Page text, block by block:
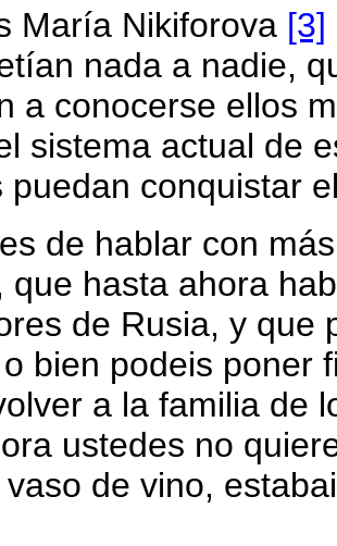
María Nikiforova [3]
nada a nadie,
a conocerse ellos
sistema actual de
puedan conquistar
de hablar con
que hasta ahora
de Rusia, y que
bien podeis poner
a la familia de
ustedes no
de vino,